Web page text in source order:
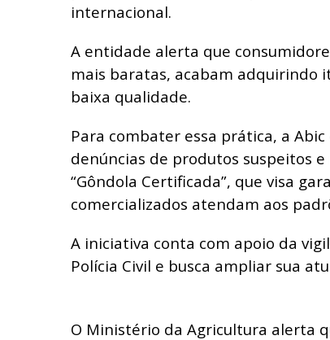
internacional.
A entidade alerta que
mais baratas, acabam adquirindo
baixa qualidade.
Para combater essa prática, a
denúncias de produtos suspeitos
“Gôndola Certificada”, que visa
comercializados atendam aos
A iniciativa conta com apoio da
Polícia Civil e busca ampliar sua
O Ministério da Agricultura alerta